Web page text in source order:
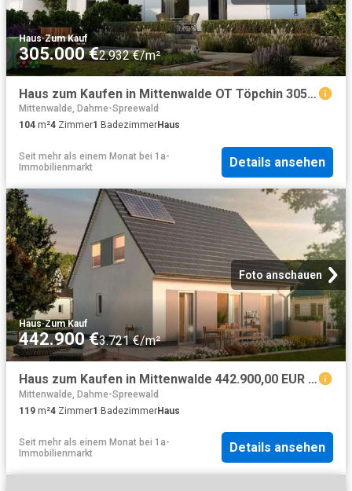
Haus·Zum Kauf
305.000 €2.932 €/m²
Haus zum Kaufen in Mittenwalde OT Töpchin 305.000,00 EUR 104 m²
Mittenwalde, Dahme-Spreewald
104 m²4 Zimmer1 BadezimmerHaus
Seit mehr als einem Monat bei 1a-
Immobilienmarkt
Details ansehen
Foto anschauen
Haus·Zum Kauf
442.900 €3.721 €/m²
Haus zum Kaufen in Mittenwalde 442.900,00 EUR 119 m²
Mittenwalde, Dahme-Spreewald
119 m²4 Zimmer1 BadezimmerHaus
Seit mehr als einem Monat bei 1a-
Immobilienmarkt
Details ansehen